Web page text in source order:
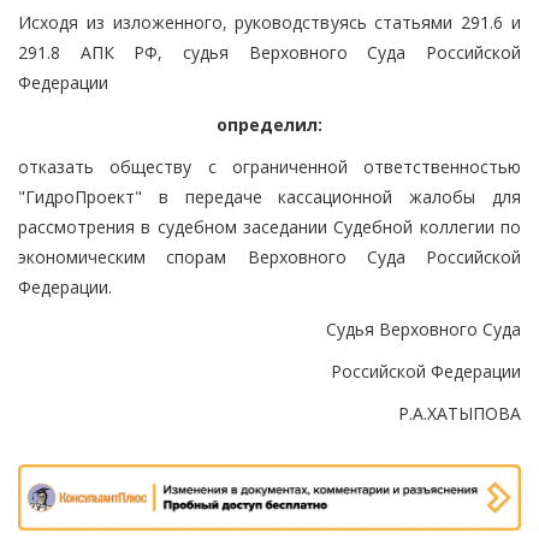
Исходя из изложенного, руководствуясь статьями 291.6 и
291.8 АПК РФ, судья Верховного Суда Российской
Федерации
определил:
отказать обществу с ограниченной ответственностью
"ГидроПроект" в передаче кассационной жалобы для
рассмотрения в судебном заседании Судебной коллегии по
экономическим спорам Верховного Суда Российской
Федерации.
Судья Верховного Суда
Российской Федерации
Р.А.ХАТЫПОВА